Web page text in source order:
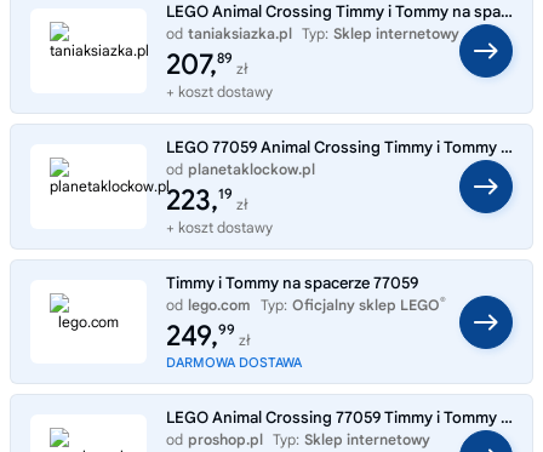
LEGO Animal Crossing Timmy i Tommy na spacerze 77059
od taniaksiazka.pl Typ: Sklep internetowy
207,89
zł
+ koszt dostawy
LEGO 77059 Animal Crossing Timmy i Tommy na spacerze
od planetaklockow.pl
Typ: Sklep internetowy
223,19
zł
+ koszt dostawy
Timmy i Tommy na spacerze 77059
od lego.com Typ: Oficjalny sklep LEGO®
249,99
zł
DARMOWA DOSTAWA
LEGO Animal Crossing 77059 Timmy i Tommy na spacerze
od proshop.pl Typ: Sklep internetowy